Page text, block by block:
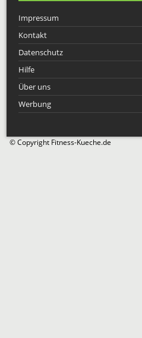
Impressum
Kontakt
Datenschutz
Hilfe
Über uns
Werbung
© Copyright Fitness-Kueche.de